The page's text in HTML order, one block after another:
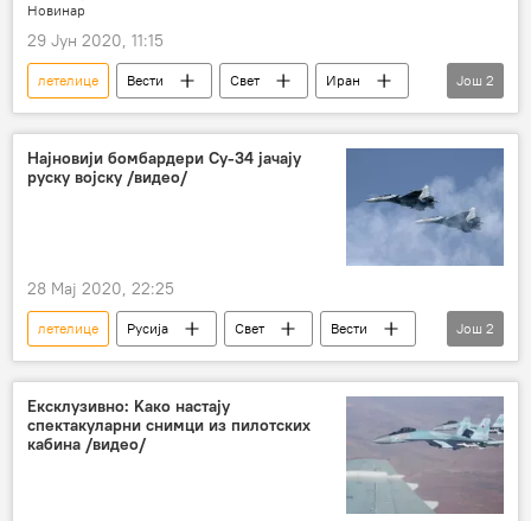
Новинар
29 Јун 2020, 11:15
летелице Вести Свет
Иран
Дронови
Војска и наоружање
Још 2
Најновији бомбардери Су-34 јачају
руску војску /видео/
28 Мај 2020, 22:25
летелице Русија Свет
Вести
Су-34
Ваздушно-космичке снаге РФ
Још 2
Ексклузивно: Kако настају
спектакуларни снимци из пилотских
кабина /видео/